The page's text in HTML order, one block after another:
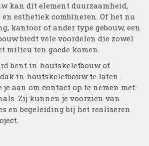
kan dit element duurzaamheid,
esthetiek combineren. Of het nu
kantoor of ander type gebouw, een
biedt vele voordelen die zowel
milieu ten goede komen.
bent in houtskeletbouw of
in houtskeletbouw te laten
je aan om contact op te nemen met
Zij kunnen je voorzien van
en begeleiding bij het realiseren